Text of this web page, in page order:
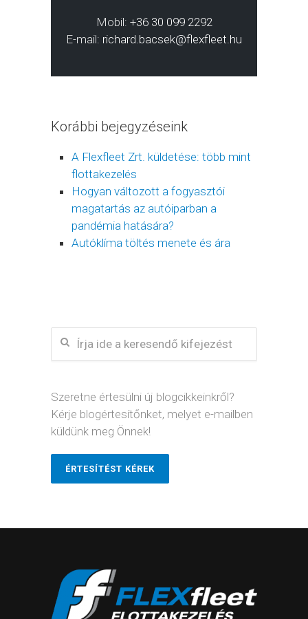
Mobil: +36 30 099 2292
E-mail: richard.bacsek@flexfleet.hu
Korábbi bejegyzéseink
A Flexfleet Zrt. küldetése: több mint
flottakezelés
Hogyan változott a fogyasztói
magatartás az autóiparban a
pandémia hatására?
Autóklíma töltés menete és ára
Szeretne értesülni új blogcikkeinkről?
Kérje blogértesítőnket, melyet e-mailben
küldünk meg Önnek!
ÉRTESÍTÉST KÉREK